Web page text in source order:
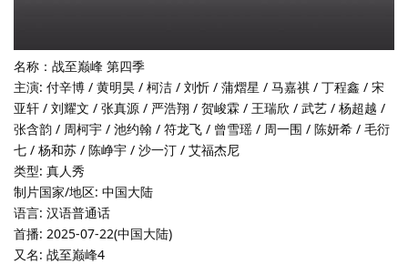
名称：战至巅峰 第四季
主演: 付辛博 / 黄明昊 / 柯洁 / 刘忻 / 蒲熠星 / 马嘉祺 / 丁程鑫 / 宋
亚轩 / 刘耀文 / 张真源 / 严浩翔 / 贺峻霖 / 王瑞欣 / 武艺 / 杨超越 /
张含韵 / 周柯宇 / 池约翰 / 符龙飞 / 曾雪瑶 / 周一围 / 陈妍希 / 毛衍
七 / 杨和苏 / 陈峥宇 / 沙一汀 / 艾福杰尼
类型: 真人秀
制片国家/地区: 中国大陆
语言: 汉语普通话
首播: 2025-07-22(中国大陆)
又名: 战至巅峰4